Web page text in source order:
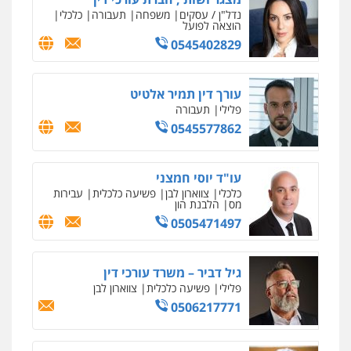
0506209859
עו"ד שרון נהרי
פלילי צווארון לבן כלכלי פשיעה כלכלית
עו"ד (רו"ח) יואב ציוני
עבירות מס הלבנת הון שומות וערעורי מס
0505430819
עו"ד ד"ר איתן פינקלשטיין
כלכלי הלבנת הון חילוט ייעוץ לעורכי דין
0507061374
מצגר ושות', חברת עורכי דין
נדל"ן / עסקים משפחה תעבורה כלכלי